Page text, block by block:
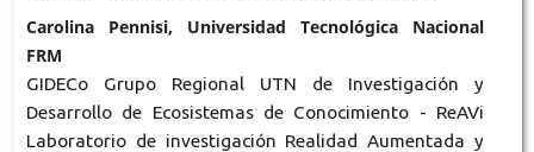
Carolina Pennisi, Universidad Tecnológica Nacional
FRM
GIDECo Grupo Regional UTN de Investigación y
Desarrollo de Ecosistemas de Conocimiento - ReAVi
Laboratorio de investigación Realidad Aumentada y